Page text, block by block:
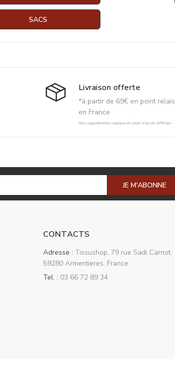
SACS
Livraison offerte
*à partir de 69€ en point relais
en France
hors suppléments rouleaux et zones d'accès difficiles
JE M'ABONNE
CONTACTS
Adresse : Tissushop, 79 rue Sadi Carnot,
59280 Armentieres, France
Tel. : 03 66 72 89 34